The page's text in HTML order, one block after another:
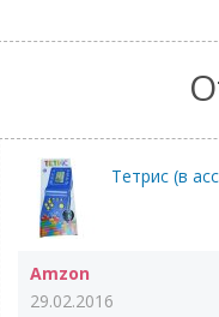
Тетрис (в
Amzon
29.02.2016